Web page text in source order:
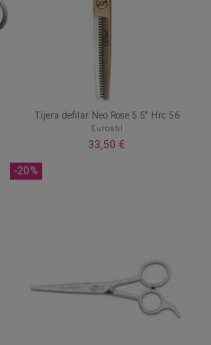
Tijera defilar Neo Rose 5.5'' Hrc 56
Eurostil
33,50 €
-20%